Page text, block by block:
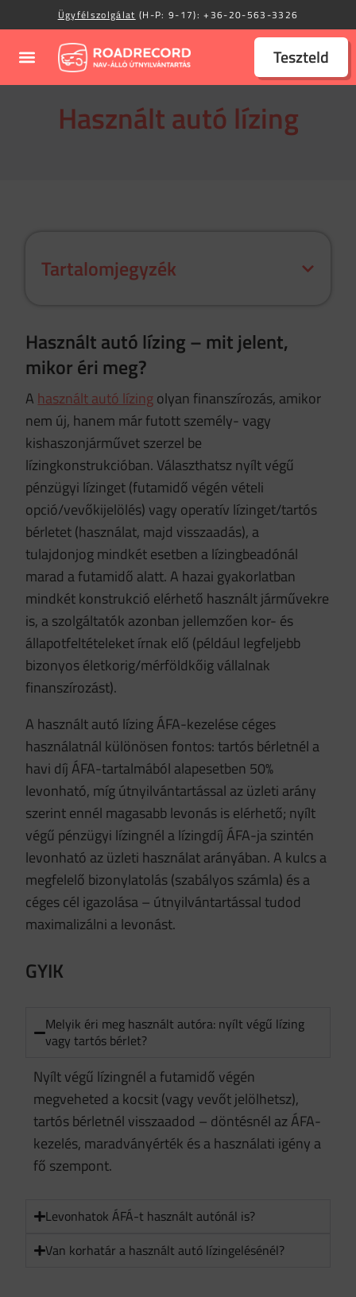
Ügyfélszolgálat (H-P: 9-17):+36-20-563-3326
Teszteld
Használt autó lízing
Tartalomjegyzék
Használt autó lízing – mit jelent,
mikor éri meg?
A használt autó lízingolyan finanszírozás, amikor
nem új, hanem már futott személy- vagy
kishaszonjárművet szerzel be
lízingkonstrukcióban. Választhatsz nyílt végű
pénzügyi lízinget (futamidő végén vételi
opció/vevőkijelölés) vagy operatív lízinget/tartós
bérletet (használat, majd visszaadás), a
tulajdonjog mindkét esetben a lízingbeadónál
marad a futamidő alatt. A hazai gyakorlatban
mindkét konstrukció elérhető használt járművekre
is, a szolgáltatók azonban jellemzően kor- és
állapotfeltételeket írnak elő (például legfeljebb
bizonyos életkorig/mérföldkőig vállalnak
finanszírozást).
A használt autó lízing ÁFA-kezelése céges
használatnál különösen fontos: tartós bérletnél a
havi díj ÁFA-tartalmából alapesetben 50%
levonható, míg útnyilvántartással az üzleti arány
szerint ennél magasabb levonás is elérhető; nyílt
végű pénzügyi lízingnél a lízingdíj ÁFA-ja szintén
levonható az üzleti használat arányában. A kulcs a
megfelelő bizonylatolás (szabályos számla) és a
céges cél igazolása – útnyilvántartással tudod
maximalizálni a levonást.
GYIK
Melyik éri meg használt autóra: nyílt végű lízing
vagy tartós bérlet?
Nyílt végű lízingnél a futamidő végén
megveheted a kocsit (vagy vevőt jelölhetsz),
tartós bérletnél visszaadod – döntésnél az ÁFA-
kezelés, maradványérték és a használati igény a
fő szempont.
Levonhatok ÁFÁ-t használt autónál is?
Van korhatár a használt autó lízingelésénél?